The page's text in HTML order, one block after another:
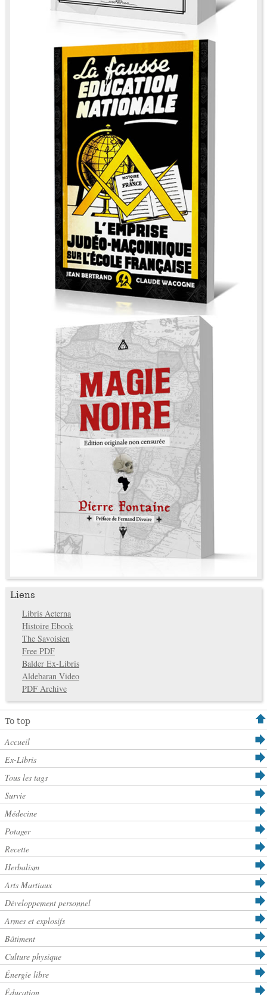
Liens
Libris Aeterna
Histoire Ebook
The Savoisien
Free PDF
Balder Ex-Libris
Aldebaran Video
PDF Archive
To top
Accueil
Ex-Libris
Tous les tags
Survie
Médecine
Potager
Recette
Herbalism
Arts Martiaux
Développement personnel
Armes et explosifs
Bâtiment
Culture physique
Énergie libre
Éducation